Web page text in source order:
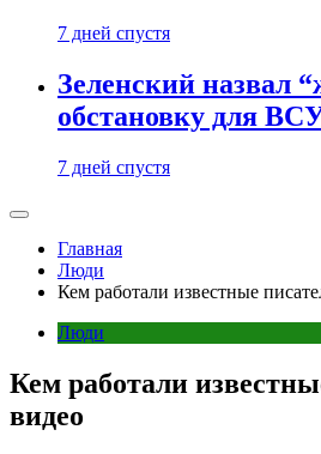
7 дней спустя
Зеленский назвал
обстановку для
7 дней спустя
Главная
Люди
Кем работали известные
Люди
Кем работали
видео